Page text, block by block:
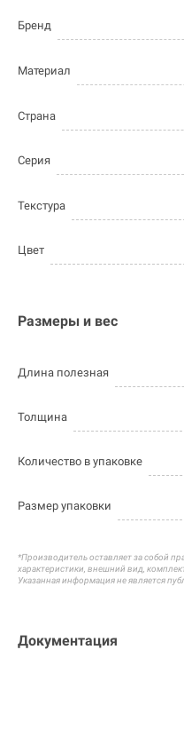
Бренд
Материал
Страна
Серия
Текстура
Цвет
Размеры и вес
Длина полезная
Толщина
Количество в упаковке
Размер упаковки
*Производитель оставляет за собой
характеристики, внешний вид,
Указанная информация не является
Документация